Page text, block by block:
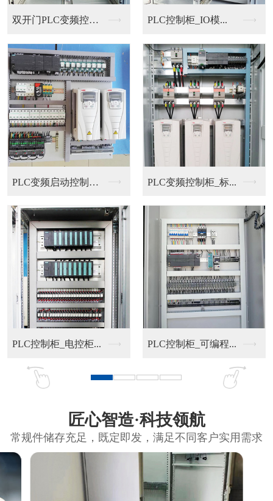
双开门PLC变频控制... PLC控制柜_IO模...
PLC变频启动控制柜... PLC变频控制柜_标...
PLC控制柜_电控柜... PLC控制柜_可编程...
匠心智造·科技领航
常规件储存充足，既定即发，满足不同客户实用需求